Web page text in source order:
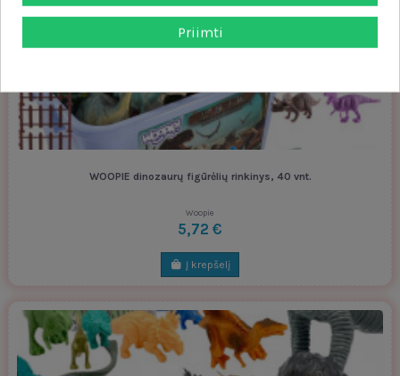
WOOPIE dinozaurų figūrėlių rinkinys, 40 vnt.
Woopie
5,72 €
Į krepšelį
Priimti